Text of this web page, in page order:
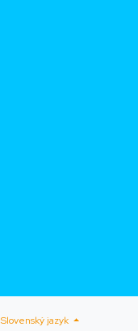
Slovenský jazyk